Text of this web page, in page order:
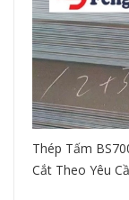
Thép Tấm
Cắt Theo Yêu